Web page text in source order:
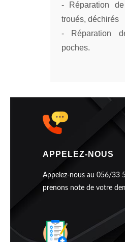
- Réparation de
troués, déchirés
- Réparation
poches.
APPELEZ-NOUS
Appelez-nous au 056/33
prenons note de votre